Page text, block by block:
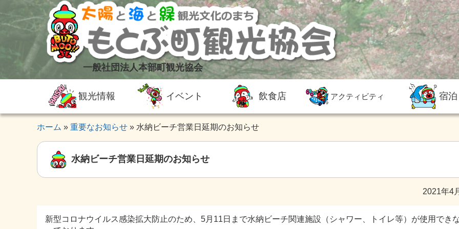
一般社団法人本部町観光協会
観光情報 イベント 飲食店 アクティビティ 宿泊
ホーム 重要なお知らせ 水納ビーチ営業日延期のお知らせ
水納ビーチ営業日延期のお知らせ
2021年4
新型コロナウイルス感染拡大防止のため、5月11日まで水納ビーチ関連施設（シャワー、トイレ等）が使用でき